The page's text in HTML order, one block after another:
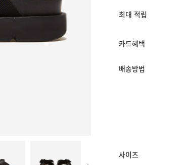
최대 적립
카드혜택
배송방법
사이즈